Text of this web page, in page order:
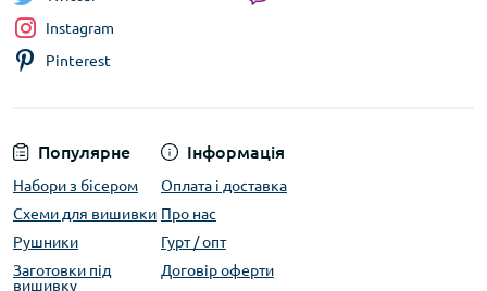
Популярне
Набори з бісером
Схеми для вишивки
Рушники
Заготовки під
вишивку
Інформація
Оплата і доставка
Про нас
Гурт / опт
Договір оферти
Instagram
Pinterest